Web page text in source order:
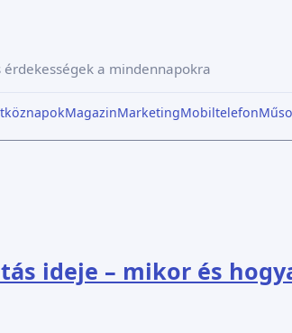
a mindennapokra
MagazinMarketingMobiltelefon
ideje – mikor és